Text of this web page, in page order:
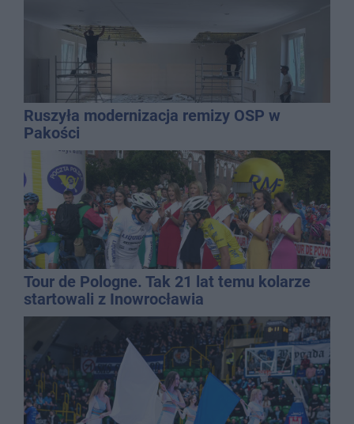
Ruszyła modernizacja remizy OSP w
Pakości
Tour de Pologne. Tak 21 lat temu kolarze
startowali z Inowrocławia